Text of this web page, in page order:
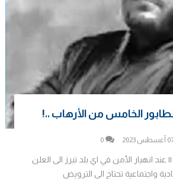
الخامس من الأرهاب ،،!
0
انهيار الأمن في اي بلد تبرز الى العلن
واجتماعية تحتاج الى الترويض